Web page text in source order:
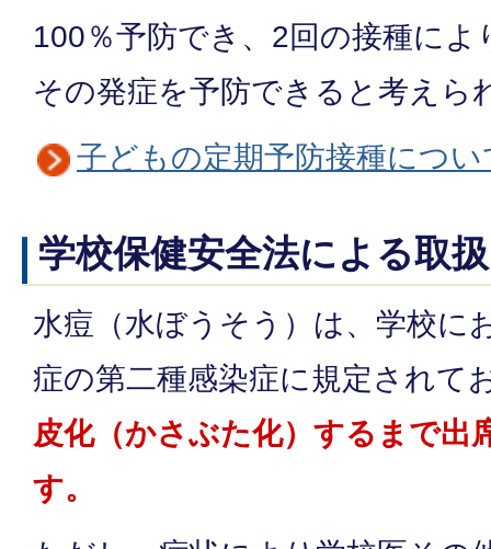
100％予防でき、2回の接種に
その発症を予防できると考えら
子どもの定期予防接種につい
学校保健安全法による取
水痘（水ぼうそう）は、学校に
症の第二種感染症に規定されて
皮化（かさぶた化）するまで出
す。